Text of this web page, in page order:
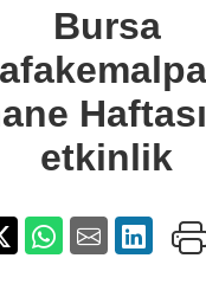
özel etkinlik
Bursa
etkinlik